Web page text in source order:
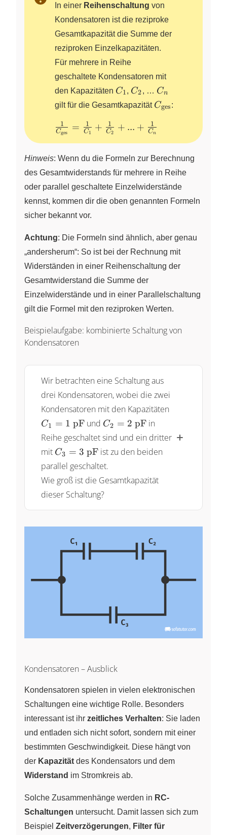
In einer Reihenschaltung von
Kondensatoren ist die reziproke
Gesamtkapazität die Summe der
reziproken Einzelkapazitäten.
Für mehrere in Reihe
geschaltete Kondensatoren mit
den Kapazitäten C_1
C1, C_2
C2, … C_n
Cn
gilt für die Gesamtkapazität C_{\text{ges}}
Cges:
\frac{1}
{C_{\text{ges}}}=\frac{1}
{C_2}+...+\frac{1}{C_n}
Cges
1 = C1
1 + C2
1 + ... + Cn
1
Hinweis: Wenn du die Formeln zur Berechnung
des Gesamtwiderstands für mehrere in Reihe
oder parallel geschaltete Einzelwiderstände
kennst, kommen dir die oben genannten Formeln
sicher bekannt vor.
Achtung: Die Formeln sind ähnlich, aber genau
„andersherum“: So ist bei der Rechnung mit
Widerständen in einer Reihenschaltung der
Gesamtwiderstand die Summe der
Einzelwiderstände und in einer Parallelschaltung
gilt die Formel mit den reziproken Werten.
Beispielaufgabe: kombinierte Schaltung von
Kondensatoren
Wir betrachten eine Schaltung aus
drei Kondensatoren, wobei die zwei
Kondensatoren mit den Kapazitäten
C1 = 1 pF und C_2=
\pu{2
C2 = 2 pF in
Reihe geschaltet sind und ein dritter
mit C_3=
\pu{3
pF}
C3 = 3 pF ist zu den beiden
parallel geschaltet.
Wie groß ist die Gesamtkapazität
dieser Schaltung?
Kondensatoren – Ausblick
Kondensatoren spielen in vielen elektronischen
Schaltungen eine wichtige Rolle. Besonders
interessant ist ihr zeitliches Verhalten: Sie laden
und entladen sich nicht sofort, sondern mit einer
bestimmten Geschwindigkeit. Diese hängt von
der Kapazität des Kondensators und dem
Widerstand im Stromkreis ab.
Solche Zusammenhänge werden in RC-
Schaltungen untersucht. Damit lassen sich zum
Beispiel Zeitverzögerungen, Filter für